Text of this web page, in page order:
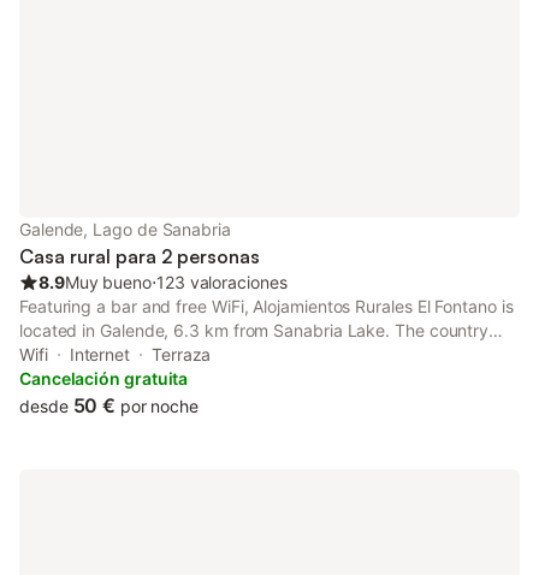
Galende, Lago de Sanabria
Casa rural para 2 personas
8.9Muy bueno⋅123 valoraciones
Featuring a bar and free WiFi, Alojamientos Rurales El Fontano is
located in Galende, 6.3 km from Sanabria Lake. The country
house features family rooms.
Wifi Internet
Terraza
Cancelación gratuita
desde 50 € por noche